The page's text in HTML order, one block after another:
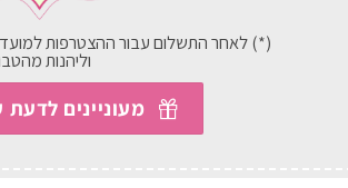
(*) לאחר התשלום עבור ההצטרפות
וליהנות
מעוניינים לדעת
הצטרפו